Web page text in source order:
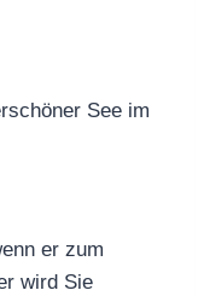
See im
er zum
wird Sie